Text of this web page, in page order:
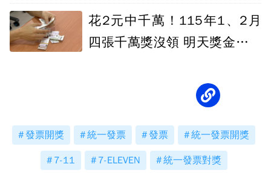
花2元中千萬！115年1、2月
四張千萬獎沒領 明天獎金全充
發票開獎 統一發票 發票 統一發票開獎
7-11 7-ELEVEN 統一發票對獎